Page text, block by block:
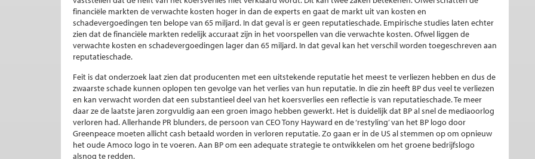
financiële markten de verwachte kosten hoger in dan de experts en gaat de markt uit van kosten en
schadevergoedingen ten belope van 65 miljard. In dat geval is er geen reputatieschade. Empirische studies laten echter
zien dat de financiële markten redelijk accuraat zijn in het voorspellen van die verwachte kosten. Ofwel liggen de
verwachte kosten en schadevergoedingen lager dan 65 miljard. In dat geval kan het verschil worden toegeschreven aan
reputatieschade.
Feit is dat onderzoek laat zien dat producenten met een uitstekende reputatie het meest te verliezen hebben en dus de
zwaarste schade kunnen oplopen ten gevolge van het verlies van hun reputatie. In die zin heeft BP dus veel te verliezen
en kan verwacht worden dat een substantieel deel van het koersverlies een reflectie is van reputatieschade. Te meer
daar ze de laatste jaren zorgvuldig aan een groen imago hebben gewerkt. Het is duidelijk dat BP al snel de mediaoorlog
verloren had. Allerhande PR blunders, de persoon van CEO Tony Hayward en de ‘restyling’ van het BP logo door
Greenpeace moeten allicht cash betaald worden in verloren reputatie. Zo gaan er in de US al stemmen op om opnieuw
het oude Amoco logo in te voeren. Aan BP om een adequate strategie te ontwikkelen om het groene bedrijfslogo
alsnog te redden.